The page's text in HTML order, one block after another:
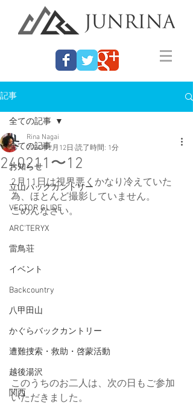
記事
全ての記事
お知らせ
立山バックカントリー
VECTOR GLIDE
ARC'TERYX
雷鳥荘
イベント
Backcountry
八甲田山
かぐらバックカントリー
遭難捜索・救助・啓蒙活動
越後湯沢
関西
全ての記事
240211〜12
Rina Nagai
2024年2月12日 読了時間: 1分
2月11日は視界悪くかなり冷えていた
為、ほとんど撮影していません。
ごめんなさい。
このうちのお二人は、次の日もご参加
いただきました。